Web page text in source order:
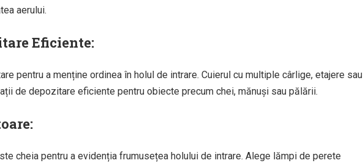
aerului.
Eficiente:
pentru a menține ordinea în holul de intrare. Cuierul cu multiple cârlige, etajere sau
de depozitare eficiente pentru obiecte precum chei, mănuși sau pălării.
cheia pentru a evidenția frumusețea holului de intrare. Alege lămpi de perete